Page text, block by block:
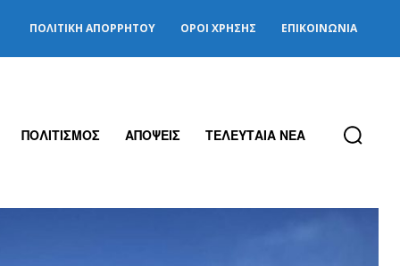
ΠΟΛΙΤΙΚΉ ΑΠΟΡΡΉΤΟΥ ΌΡΟΙ ΧΡΉΣΗΣ ΕΠΙΚΟΙΝΩΝΊΑ
ΠΟΛΙΤΙΣΜΟΣ ΑΠΟΨΕΙΣ ΤΕΛΕΥΤΑΙΑ ΝΕΑ